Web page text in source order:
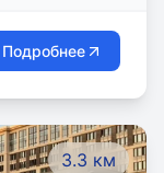
Подробнее
3.3 км